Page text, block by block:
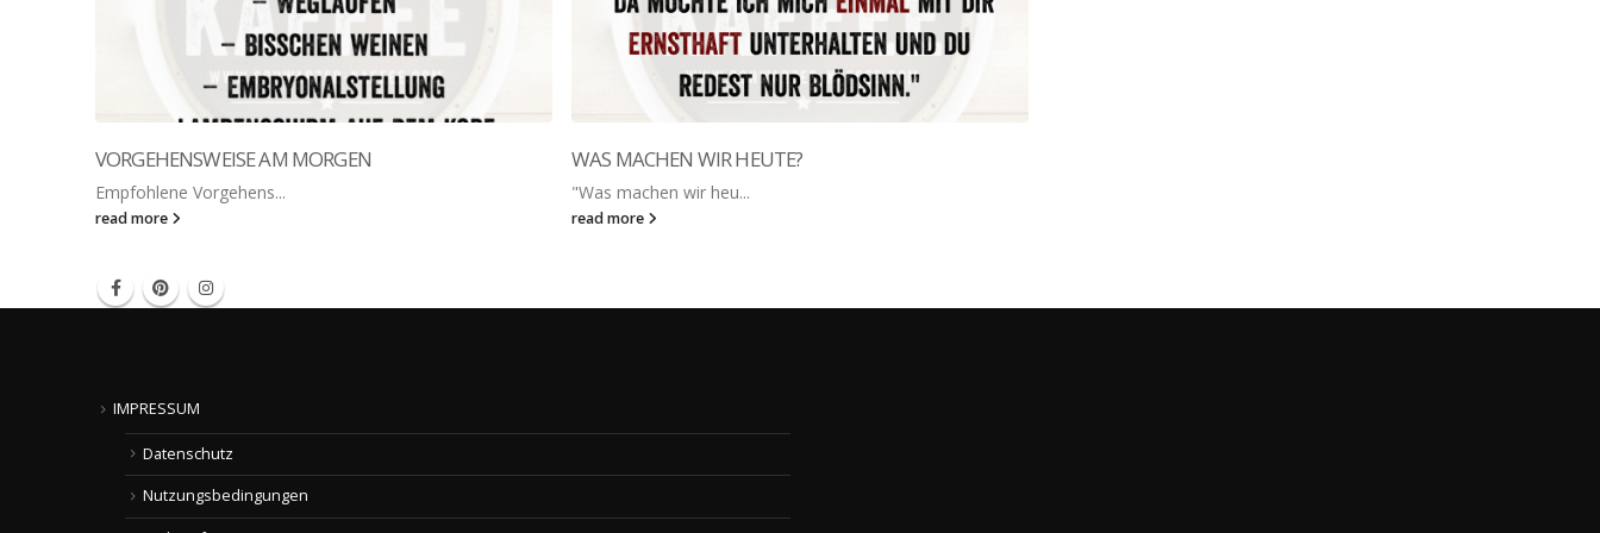
VORGEHENSWEISE AM MORGEN
Empfohlene Vorgehens...
read more
WAS MACHEN WIR HEUTE?
"Was machen wir heu...
read more
IMPRESSUM
Datenschutz
Nutzungsbedingungen